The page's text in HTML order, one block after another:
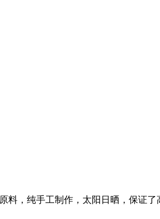
，纯手工制作，太阳日晒，保证了